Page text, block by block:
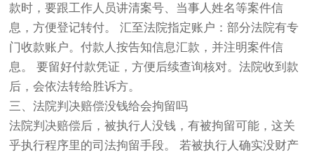
款时，要跟工作人员讲清案号、当事人姓名等案件信
息，方便登记转付。 汇至法院指定账户：部分法院有专
门收款账户。付款人按告知信息汇款，并注明案件信
息。 要留好付款凭证，方便后续查询核对。法院收到款
后，会依法转给胜诉方。
三、法院判决赔偿没钱给会拘留吗
法院判决赔偿后，被执行人没钱，有被拘留可能，这关
乎执行程序里的司法拘留手段。 若被执行人确实没财产